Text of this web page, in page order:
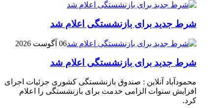
شرط جدید برای بازنشستگی اعلام شد
06 آگوست 2026
شرط جدید برای بازنشستگی اعلام شد
محمودآباد آنلاین : صندوق بازنشستگی کشوری جزئیات اجرای
افزایش سنوات الزامی خدمت برای بازنشستگی را اعلام
کرد.